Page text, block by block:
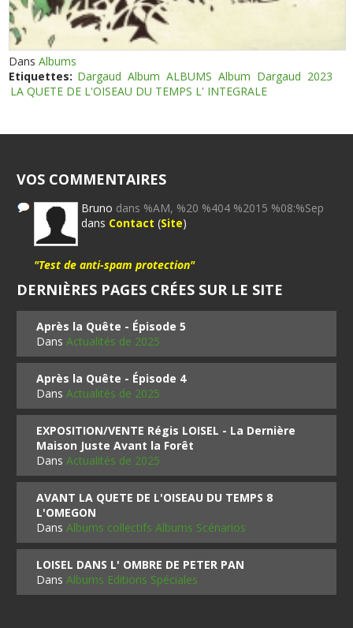
DansAlbums
Etiquettes: Dargaud Album ALBUMS Album Dargaud 2023
LA QUETE DE L'OISEAU DU TEMPS L' INTEGRALE
VOS COMMENTAIRES
Bruno dans %AM, %20 %404 %2015 %08:%Sep
dans Contact (Site)
"Test de anti-spam protection"
DERNIÈRES PAGES CRÉES SUR LE SITE
Après la Quête - Épisode 5
DansActualités de 2025
Après la Quête - Épisode 4
DansActualités de 2025
EXPOSITION/VENTE Régis LOISEL - La Dernière
Maison Juste Avant la Forêt
DansActualités de 2025
AVANT LA QUETE DE L'OISEAU DU TEMPS 8
L'OMEGON
DansAlbums collectifs Albums Scénarios
LOISEL DANS L' OMBRE DE PETER PAN
DansAlbums Editions Spéciales